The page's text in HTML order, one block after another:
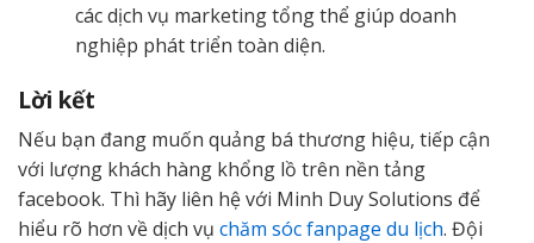
các dịch vụ marketing tổng thể giúp doanh
nghiệp phát triển toàn diện.
Lời kết
Nếu bạn đang muốn quảng bá thương hiệu, tiếp cận
với lượng khách hàng khổng lồ trên nền tảng
facebook. Thì hãy liên hệ với Minh Duy Solutions để
hiểu rõ hơn về dịch vụ chăm sóc fanpage du lịch. Đội